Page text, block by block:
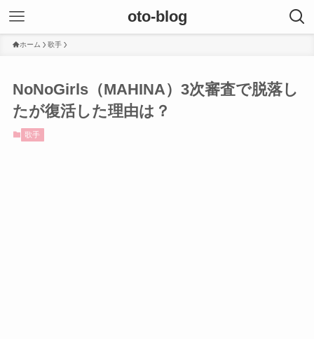
oto-blog
ホーム 歌手
NoNoGirls（MAHINA）3次審査で脱落し
たが復活した理由は？
歌手